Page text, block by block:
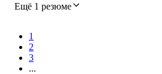
Ещё 1 резюме
1
2
3
...